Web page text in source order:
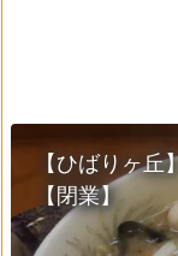
【ひばりヶ
【閉業】